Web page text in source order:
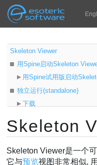
Esoteric
Navigation
主页
博客
论坛
联系
Main
Skeleton Viewer
用Spine启动Skeleton
用Spine试用版启动
独立运行(standalone)
下载
运行
使用Skeleton Viewer
Skeleton
Skeleton Viewer是一个
它与预览视图非常相似,